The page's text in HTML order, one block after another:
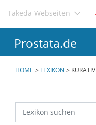
Direkt
Inhalt
Takeda Webseiten
Prostata.de
HOME > LEXIKON > KURATIV